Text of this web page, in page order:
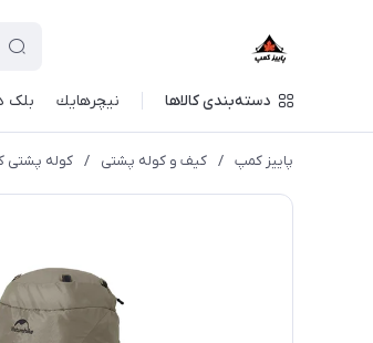
دسته‌بندی کالاها نيچرهايك بلک
پاییز کمپ / کیف و کوله پشتی / کوله پشتی